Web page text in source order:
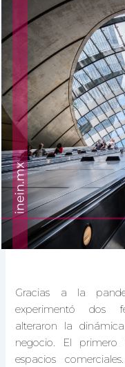
Gracias a la
experimentó dos
alteraron la
negocio. El primero
espacios